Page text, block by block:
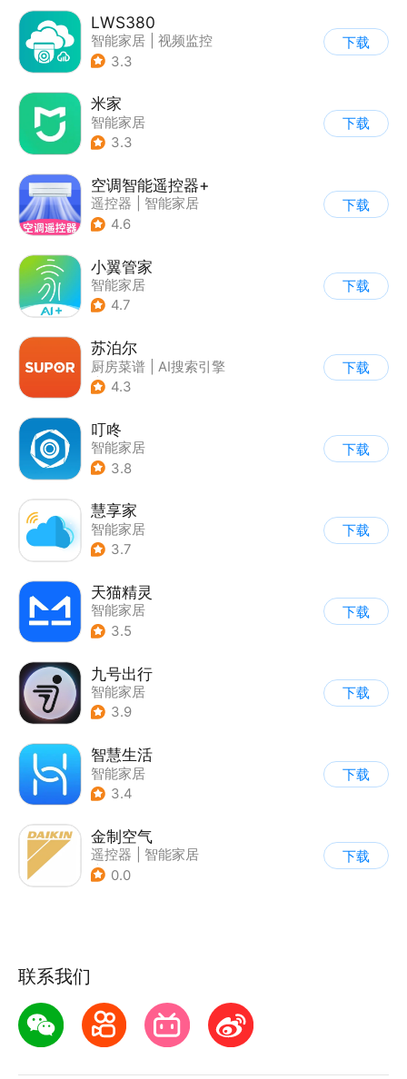
LWS380
智能家居
视频监控
3.3
下载
米家
智能家居
3.3
下载
空调智能遥控器+
遥控器
智能家居
4.6
下载
小翼管家
智能家居
4.7
下载
苏泊尔
厨房菜谱
AI搜索引擎
| 智能家居
4.3
下载
叮咚
智能家居
3.8
下载
慧享家
智能家居
3.7
下载
天猫精灵
智能家居
3.5
下载
九号出行
智能家居
3.9
下载
智慧生活
智能家居
3.4
下载
金制空气
遥控器
智能家居
| 家居装修
0.0
下载
联系我们